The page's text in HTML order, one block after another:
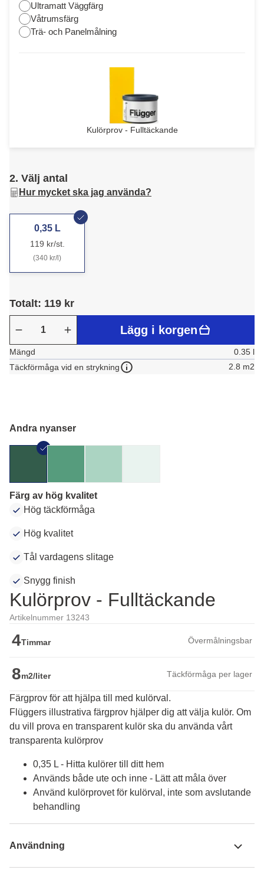
Ultramatt Väggfärg
Våtrumsfärg
Trä- och Panelmålning
Kulörprov - Fulltäckande
2. Välj antal
Hur mycket ska jag använda?
0,35 L
119 kr/st.
(340 kr/l)
Totalt: 119 kr
Lägg i korgen
Mängd
0.35 l
Täckförmåga vid en strykning
2.8 m2
Andra nyanser
Färg av hög kvalitet
Hög täckförmåga
Hög kvalitet
Tål vardagens slitage
Snygg finish
Kulörprov - Fulltäckande
Artikelnummer 13243
4Timmar Övermålningsbar
8m2/liter Täckförmåga per lager
Färgprov för att hjälpa till med kulörval.
Flüggers illustrativa färgprov hjälper dig att välja kulör. Om
du vill prova en transparent kulör ska du använda vårt
transparenta kulörprov
0,35 L - Hitta kulörer till ditt hem
Används både ute och inne - Lätt att måla över
Använd kulörprovet för kulörval, inte som avslutande
behandling
Användning